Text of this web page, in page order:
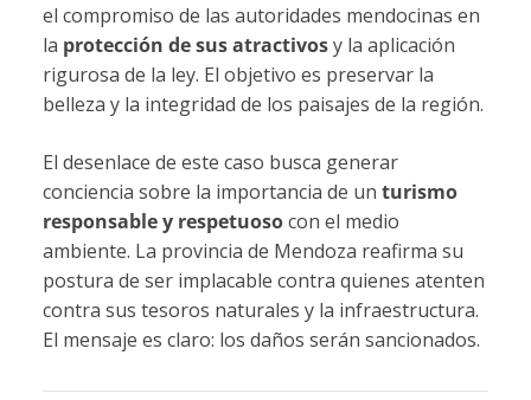
el compromiso de las autoridades mendocinas en
la protección de sus atractivosy la aplicación
rigurosa de la ley. El objetivo es preservar la
belleza y la integridad de los paisajes de la región.
El desenlace de este caso busca generar
conciencia sobre la importancia de un turismo
responsable y respetuosocon el medio
ambiente. La provincia de Mendoza reafirma su
postura de ser implacable contra quienes atenten
contra sus tesoros naturales y la infraestructura.
El mensaje es claro: los daños serán sancionados.